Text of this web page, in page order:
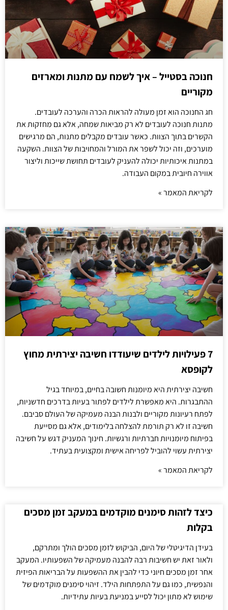
חנוכה בסטייל – איך לשמח עם מתנות ומארזים
מקוריים
חג החנוכה הוא זמן מעולה להראות הכרה והערכה לעובדים.
מתנות חנוכה לעובדים לא רק מביאות שמחה, אלא גם מחזקות את
הקשרים בתוך הצוות. כאשר עובדים מקבלים מתנות, הם מרגישים
מוערכים, וזה יכול לשפר את המורל והמחויבות של הצוות. השקעה
במתנות איכותיות יכולה להעניק לעובדים תחושת שייכות וליצור
אווירה חיובית במקום העבודה.
לקריאת המאמר »
7 פעילויות לילדים שיעודדו חשיבה יצירתית מחוץ
לקופסא
חשיבה יצירתית היא מיומנות חשובה בחיים, במיוחד בגיל
ההתבגרות. היא מאפשרת לילדים לפתור בעיות בדרכים חדשניות,
לפתח רעיונות מקוריים ולבנות הבנה מעמיקה של העולם סביבם.
חשיבה זו לא רק תורמת להצלחה בלימודים, אלא גם מסייעת
בפיתוח מיומנויות חברתיות ורגשיות. חינוך המעניק דגש על חשיבה
יצירתית עשוי להוביל לפריחה אישית ומקצועית בעתיד.
לקריאת המאמר »
כיצד לזהות סימנים מוקדמים במעקב זמן מסכים
בקלות
בעידן הדיגיטלי של היום, הביקוש לזמן מסכים הולך ומתרקם,
ולאור זאת יש חשיבות רבה להבנה מעמיקה של השפעותיו. המעקב
אחר זמן מסכים חיוני כדי להבין את ההשפעות על הבריאות הפיזית
והנפשית, כמו גם על התפתחות הילד. זיהוי סימנים מוקדמים של
שימוש לא מתון יכול לסייע במניעת בעיות עתידיות.